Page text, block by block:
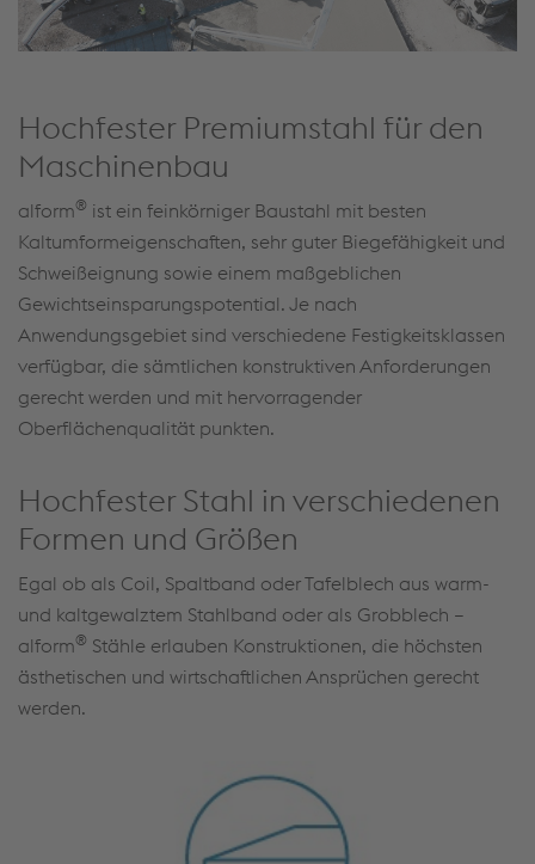
Hochfester Premiumstahl für den
Maschinenbau
alform® ist ein feinkörniger Baustahl mit besten
Kaltumformeigenschaften, sehr guter Biegefähigkeit und
Schweißeignung sowie einem maßgeblichen
Gewichtseinsparungspotential. Je nach
Anwendungsgebiet sind verschiedene Festigkeitsklassen
verfügbar, die sämtlichen konstruktiven Anforderungen
gerecht werden und mit hervorragender
Oberflächenqualität punkten.
Hochfester Stahl in verschiedenen
Formen und Größen
Egal ob als Coil, Spaltband oder Tafelblech aus warm-
und kaltgewalztem Stahlband oder als Grobblech –
alform® Stähle erlauben Konstruktionen, die höchsten
ästhetischen und wirtschaftlichen Ansprüchen gerecht
werden.